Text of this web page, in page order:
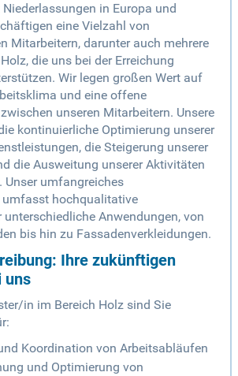
in Europa und
eine Vielzahl von
Mitarbeitern, darunter auch mehrere
die uns bei der Erreichung
Wir legen großen Wert auf
und eine offene
unseren Mitarbeitern. Unsere
kontinuierliche Optimierung unserer
die Steigerung unserer
die Ausweitung unserer Aktivitäten
Unser umfangreiches
hochqualitative
Anwendungen, von
bis hin zu Fassadenverkleidungen.
Ihre zukünftigen
uns
in im Bereich Holz sind Sie
Koordination von Arbeitsabläufen
und Optimierung von